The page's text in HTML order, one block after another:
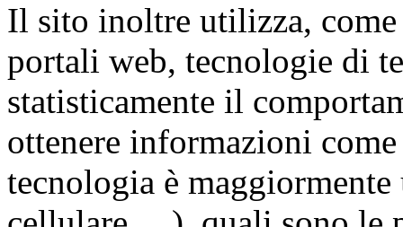
Il sito inoltre utilizza, come
portali web, tecnologie di
statisticamente il
ottenere informazioni
tecnologia è